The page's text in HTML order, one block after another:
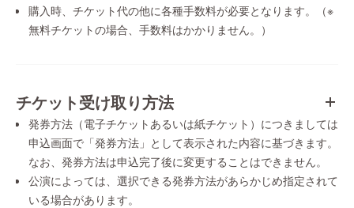
購入時、チケット代の他に各種手数料が必要となります。（※
無料チケットの場合、手数料はかかりません。）
チケット受け取り方法
発券方法（電子チケットあるいは紙チケット）につきましては
申込画面で「発券方法」として表示された内容に基づきます。
なお、発券方法は申込完了後に変更することはできません。
公演によっては、選択できる発券方法があらかじめ指定されて
いる場合があります。